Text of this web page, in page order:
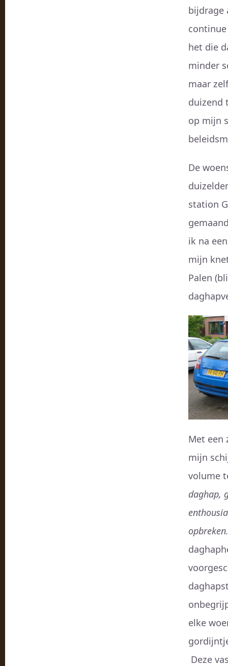
bijdrage
het die
minder
maar
duizend
op mijn
De
station
ik na
mijn
Palen
Met een
mijn
volume
daghap,
elke
Deze